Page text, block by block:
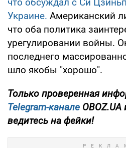
Украине. Американский
что оба политика
урегулировании войны.
последнего
шло якобы "хорошо".
Только проверенная
Telegram-канале OBOZ.UA
ведитесь на фейки!